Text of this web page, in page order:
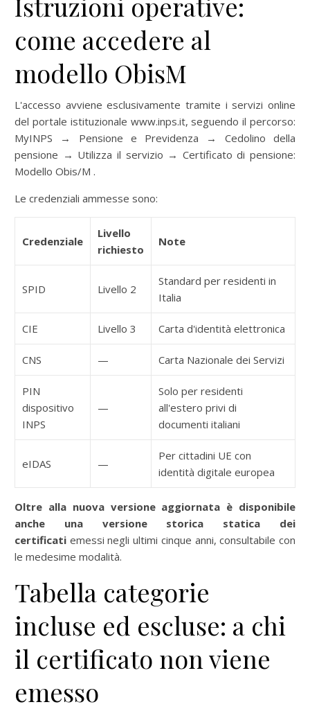
come accedere al
modello ObisM
L'accesso avviene esclusivamente tramite i servizi online
del portale istituzionale www.inps.it, seguendo il percorso:
MyINPS → Pensione e Previdenza → Cedolino della
pensione → Utilizza il servizio → Certificato di pensione:
Modello Obis/M .
Le credenziali ammesse sono:
Credenziale
Livello
richiesto
Note
SPID Livello 2
Standard per residenti in
Italia
CIE Livello 3 Carta d'identità elettronica
CNS — Carta Nazionale dei Servizi
PIN
dispositivo
INPS
—
Solo per residenti
all'estero privi di
documenti italiani
eIDAS —
Per cittadini UE con
identità digitale europea
Oltre alla nuova versione aggiornata è disponibile
anche una versione storica statica dei
certificati emessi negli ultimi cinque anni, consultabile con
le medesime modalità.
Tabella categorie
incluse ed escluse: a chi
il certificato non viene
emesso